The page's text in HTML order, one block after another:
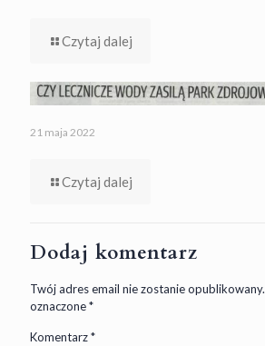
Czytaj dalej
21 maja 2022
Czytaj dalej
Dodaj komentarz
Twój adres email nie zostanie opublikowany.
oznaczone*
Komentarz*